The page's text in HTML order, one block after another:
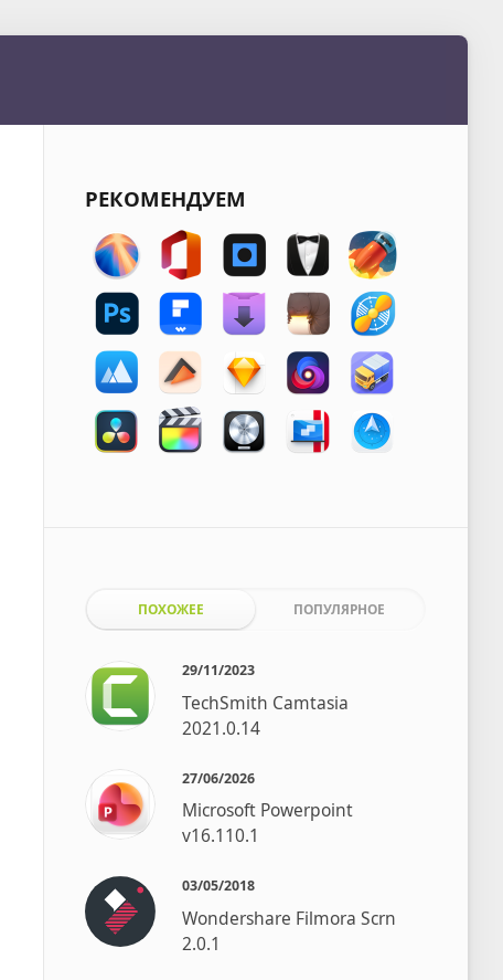
РЕКОМЕНДУЕМ
ПОХОЖЕЕ ПОПУЛЯРНОЕ
29/11/2023
TechSmith Camtasia
2021.0.14
27/06/2026
Microsoft Powerpoint
v16.110.1
03/05/2018
Wondershare Filmora Scrn
2.0.1